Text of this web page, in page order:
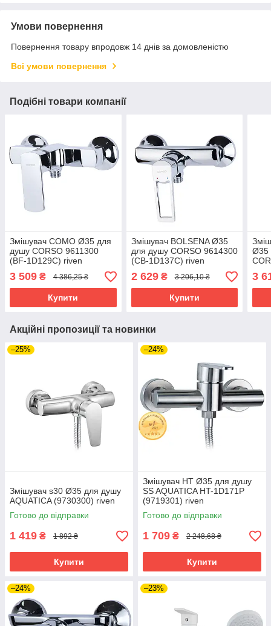
Умови повернення
Повернення товару впродовж 14 днів за домовленістю
Всі умови повернення
Подібні товари компанії
Змішувач COMO Ø35 для
душу CORSO 9611300
(BF-1D129C) riven
3 509 ₴ 4 386,25 ₴
Купити
Змішувач BOLSENA Ø35
для душу CORSO 9614300
(CB-1D137C) riven
2 629₴ 3 206,10 ₴
Купити
Ø35
3
Акційні пропозиції та новинки
–25%
Змішувач s30 Ø35 для душу
AQUATICA (9730300) riven
Готово до відправки
1 419 ₴ 1 892 ₴
Купити
–24%
Змішувач HT Ø35 для душу
SS AQUATICA HT-1D171P
(9719301) riven
Готово до відправки
1 709 ₴ 2 248,68 ₴
Купити
–24% –23%